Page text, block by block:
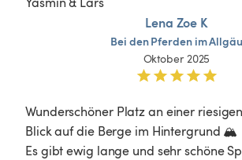
Lena Zoe K
Bei denPferdenimAllgäu
Oktober 2025
Wunderschöner Platz an einer
Blick auf die Berge im Hintergrund 🏔️
Es gibt ewig lange und sehr schöne